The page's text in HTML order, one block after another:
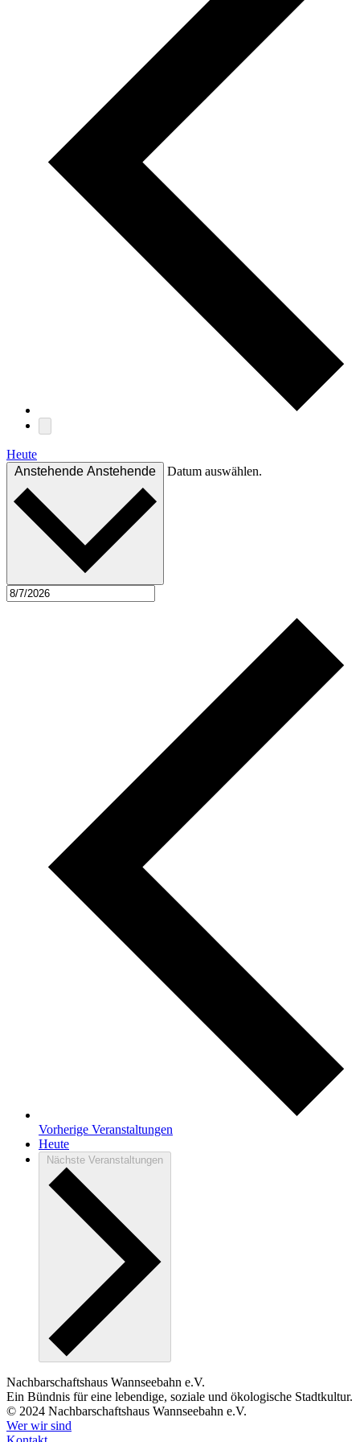
Heute
Anstehende Anstehende Datum auswählen.
Vorherige Veranstaltungen
Heute
Nächste Veranstaltungen
Nachbarschaftshaus Wannseebahn e.V.
Ein Bündnis für eine lebendige, soziale und ökologische Stadtkultur.
© 2024 Nachbarschaftshaus Wannseebahn e.V.
Wer wir sind